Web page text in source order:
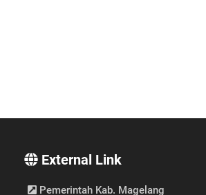
External Link
Pemerintah Kab. Magelang